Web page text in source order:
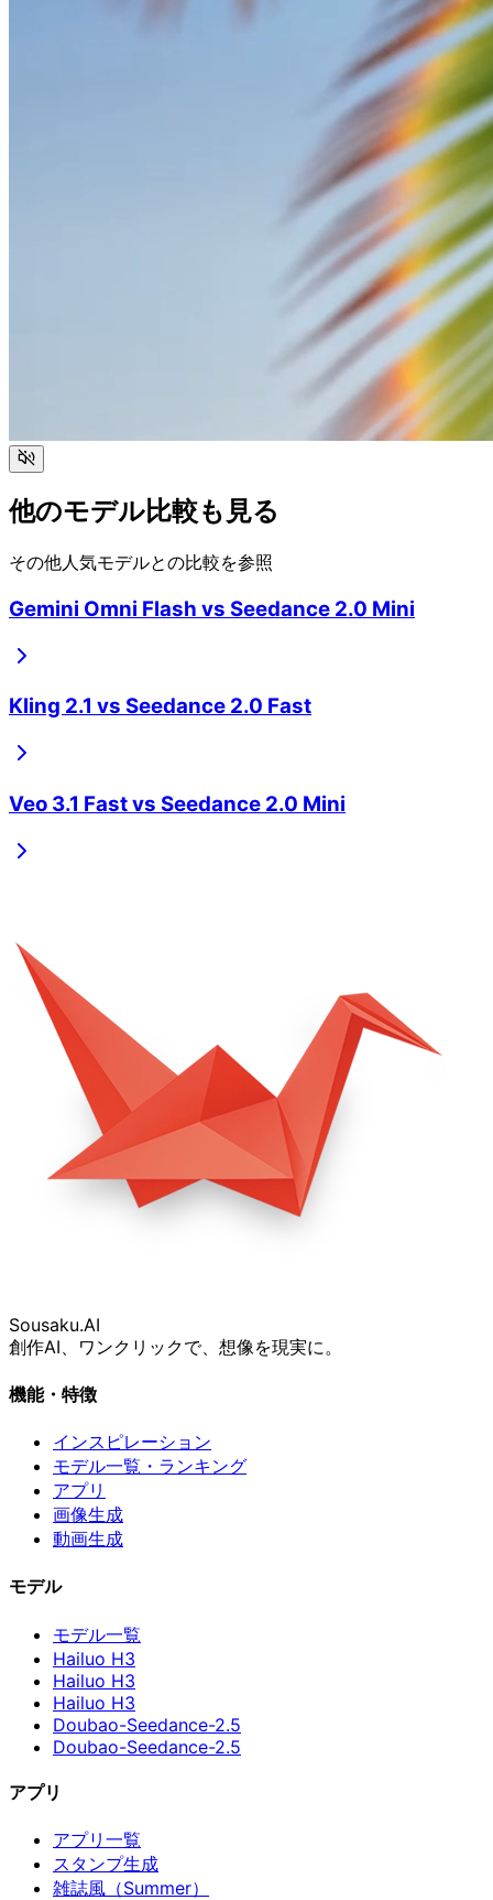
他のモデル比較も見る
その他人気モデルとの比較を参照
Gemini Omni Flash vs Seedance 2.0 Mini
Kling 2.1 vs Seedance 2.0 Fast
Veo 3.1 Fastvs Seedance 2.0 Mini
Sousaku.AI
創作AI、ワンクリックで、想像を現実に。
機能・特徴
インスピレーション
モデル一覧・ランキング
アプリ
画像生成
動画生成
モデル
モデル一覧
Hailuo H3
Hailuo H3
Hailuo H3
Doubao-Seedance-2.5
Doubao-Seedance-2.5
アプリ
アプリ一覧
スタンプ生成
雑誌風（Summer）